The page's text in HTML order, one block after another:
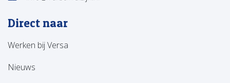
Direct naar
Werken bij Versa
Nieuws